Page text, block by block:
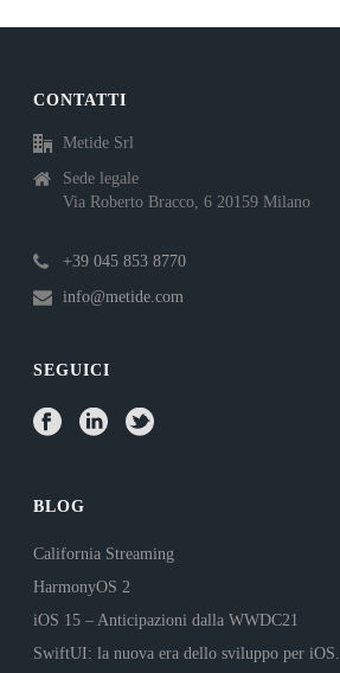
CONTATTI
Metide Srl
Sede legale
Via Roberto Bracco, 6 20159 Milano
+39 045 853 8770
info@metide.com
SEGUICI
BLOG
California Streaming
HarmonyOS 2
iOS 15 – Anticipazioni dalla WWDC21
SwiftUI: la nuova era dello sviluppo per iOS.